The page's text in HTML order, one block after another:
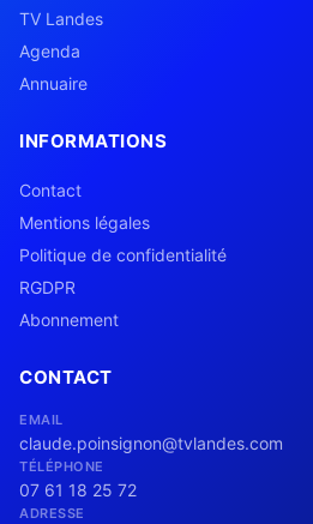
TV Landes
Agenda
Annuaire
INFORMATIONS
Contact
Mentions légales
Politique de confidentialité
RGDPR
Abonnement
CONTACT
EMAIL
claude.poinsignon@tvlandes.com
TÉLÉPHONE
07 61 18 25 72
ADRESSE